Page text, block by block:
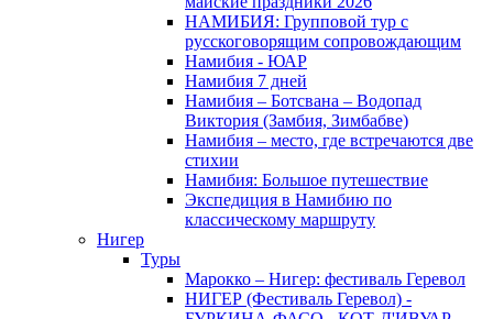
НАМИБИЯ: Групповой тур с
русскоговорящим сопровождающим
Намибия - ЮАР
Намибия 7 дней
Намибия – Ботсвана – Водопад
Виктория (Замбия, Зимбабве)
Намибия – место, где встречаются две
стихии
Намибия: Большое путешествие
Экспедиция в Намибию по
классическому маршруту
Нигер
Туры
Марокко – Нигер: фестиваль Геревол
НИГЕР (Фестиваль Геревол) -